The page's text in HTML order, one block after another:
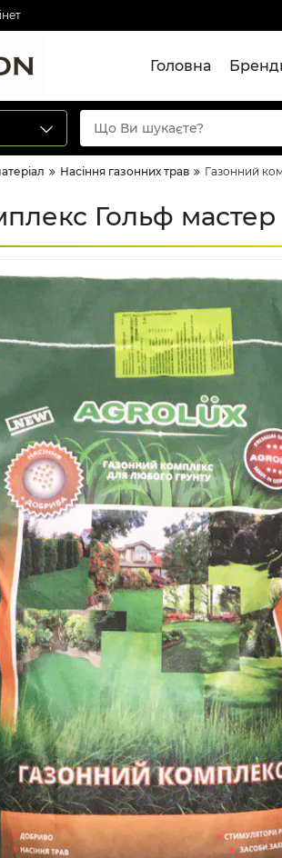
Головна
Насіння газонних трав Газонний
Гольф мастер